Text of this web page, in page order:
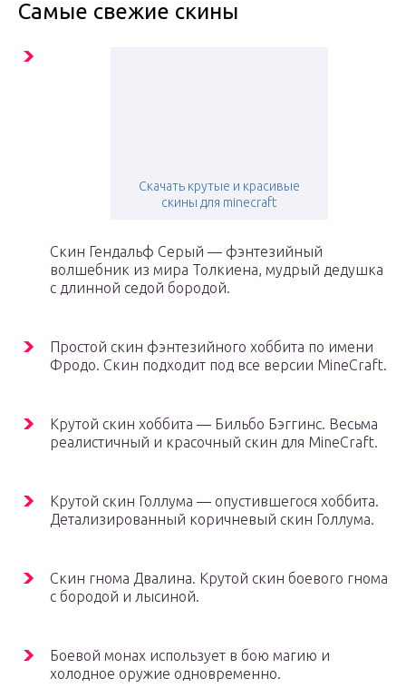
Самые свежие скины
Скачать крутые и красивые
скины для minecraft
Скин Гендальф Серый — фэнтезийный
волшебник из мира Толкиена, мудрый дедушка
с длинной седой бородой.
Простой скин фэнтезийного хоббита по имени
Фродо. Скин подходит под все версии MineCraft.
Крутой скин хоббита — Бильбо Бэггинс. Весьма
реалистичный и красочный скин для MineCraft.
Крутой скин Голлума — опустившегося хоббита.
Детализированный коричневый скин Голлума.
Скин гнома Двалина. Крутой скин боевого гнома
с бородой и лысиной.
Боевой монах использует в бою магию и
холодное оружие одновременно.